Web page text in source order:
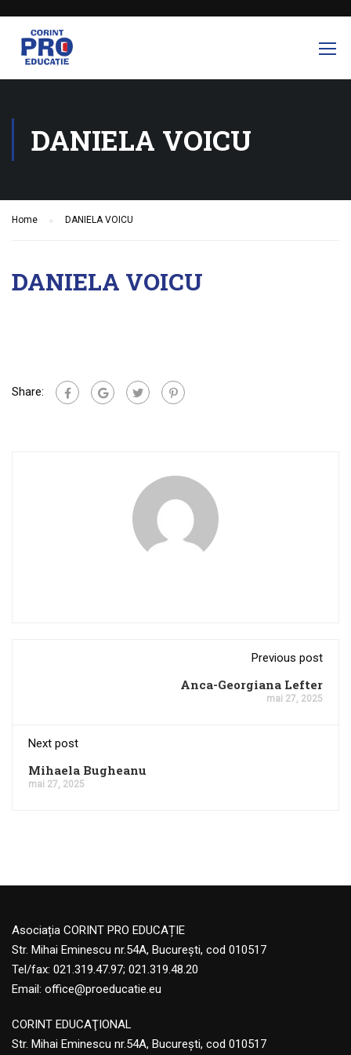
DANIELA VOICU
Home DANIELA VOICU
DANIELA VOICU
Share:
Previous post
Anca-Georgiana Lefter
mai 27, 2025
Next post
Mihaela Bugheanu
mai 27, 2025
Asociația CORINT PRO EDUCAȚIE
Str. Mihai Eminescu nr.54A, București, cod 010517
Tel/fax: 021.319.47.97; 021.319.48.20
Email: office@proeducatie.eu
CORINT EDUCAŢIONAL
Str. Mihai Eminescu nr.54A, Bucureşti, cod 010517